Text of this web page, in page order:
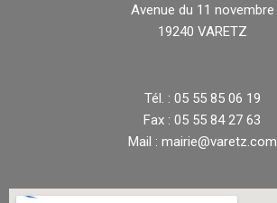
Avenue du 11 novembre
19240 VARETZ
Tél. : 05 55 85 06 19
Fax : 05 55 84 27 63
Mail : mairie@varetz.com